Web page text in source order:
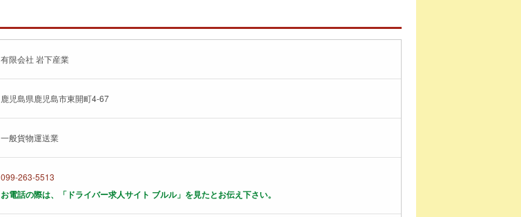
有限会社 岩下産業
鹿児島県鹿児島市東開町4-67
一般貨物運送業
099-263-5513
お電話の際は、「ドライバー求人サイト ブルル」を見たとお伝え下さい。